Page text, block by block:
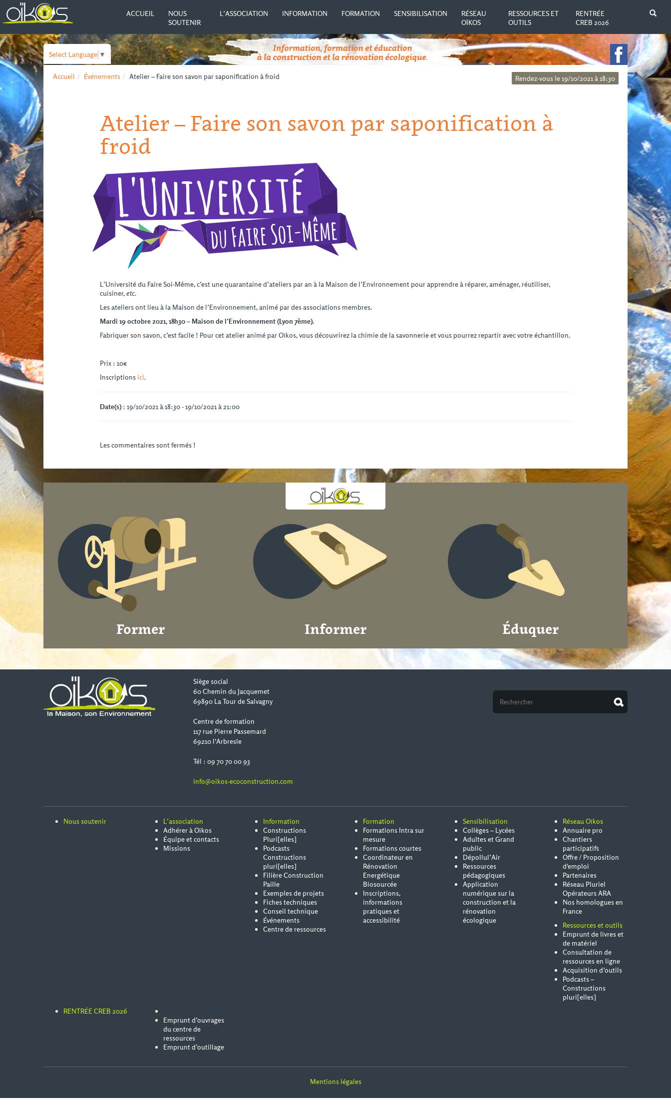
ACCUEIL
NOUS
SOUTENIR
L’ASSOCIATION INFORMATION FORMATION SENSIBILISATION
RÉSEAU
OÏKOS
RESSOURCES ET
OUTILS
RENTRÉE
CREB 2026
Select Language ▼
Accueil Événements Atelier – Faire son savon par saponification à froid Rendez-vous le 19/10/2021 à 18:30
Atelier – Faire son savon par saponification à
froid
L’Université du Faire Soi-Même, c’est une quarantaine d’ateliers par an à la Maison de l’Environnement pour apprendre à réparer, aménager, réutiliser,
cuisiner,etc.
Les ateliers ont lieu à la Maison de l’Environnement, animé par des associations membres.
Mardi 19 octobre 2021, 18h30 – Maison de l’Environnement (Lyon 7ème).
Fabriquer son savon, c’est facile ! Pour cet atelier animé par Oïkos, vous découvrirez la chimie de la savonnerie et vous pourrez repartir avec votre échantillon.
Prix : 10€
Inscriptions ici.
Date(s): 19/10/2021 à 18:30 - 19/10/2021 à 21:00
Les commentaires sont fermés !
Former Informer Éduquer
Siège social
60 Chemin du Jacquemet
69890 La Tour de Salvagny
Centre de formation
117 rue Pierre Passemard
69210 l'Arbresle
Tél : 09 70 70 00 93
info@oikos-ecoconstruction.com
Nous soutenir
L’association
Adhérer à Oïkos
Équipe et contacts
Missions
Information
Constructions
Pluri[elles]
Podcasts
Constructions
pluri[elles]
Filière Construction
Paille
Exemples de projets
Fiches techniques
Conseil technique
Événements
Centre de ressources
Formation
Formations Intra sur
mesure
Formations courtes
Coordinateur en
Rénovation
Energétique
Biosourcée
Inscriptions,
informations
pratiques et
accessibilité
Sensibilisation
Collèges – Lycées
Adultes et Grand
public
Dépollul’Air
Ressources
pédagogiques
Application
numérique sur la
construction et la
rénovation
écologique
Réseau Oïkos
Annuaire pro
Chantiers
participatifs
Offre / Proposition
d'emploi
Partenaires
Réseau Pluriel
Opérateurs ARA
Nos homologues en
France
Ressources et outils
Emprunt de livres et
de matériel
Consultation de
ressources en ligne
Acquisition d’outils
Podcasts –
Constructions
pluri[elles]
RENTRÉE CREB 2026
Emprunt d’ouvrages
du centre de
ressources
Emprunt d’outillage
Mentions légales